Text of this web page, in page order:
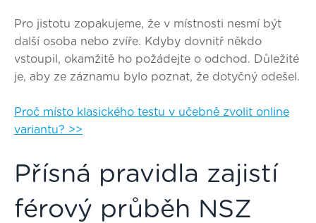
Pro jistotu zopakujeme, že v místnosti nesmí být
další osoba nebo zvíře. Kdyby dovnitř někdo
vstoupil, okamžitě ho požádejte o odchod. Důležité
je, aby ze záznamu bylo poznat, že dotyčný odešel.
Proč místo klasického testu v učebně zvolit online
variantu? >>
Přísná pravidla zajistí
férový průběh NSZ